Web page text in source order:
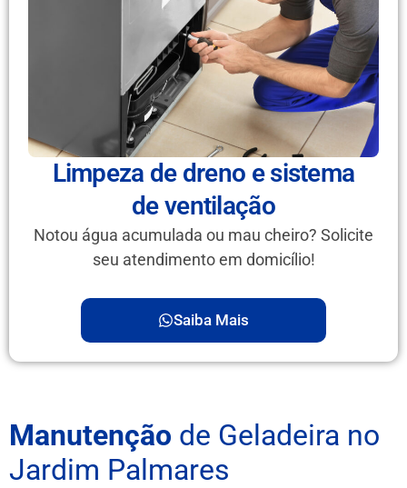
Limpeza de dreno e sistema
de ventilação
Notou água acumulada ou mau cheiro? Solicite
seu atendimento em domicílio!
Saiba Mais
Manutenção de Geladeira no
Jardim Palmares